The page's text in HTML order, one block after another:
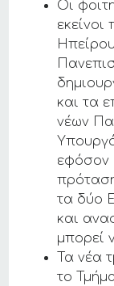
Οι
και τα
νέων
εφόσον
τα δύο
και
μπορεί
Τα νέα
το